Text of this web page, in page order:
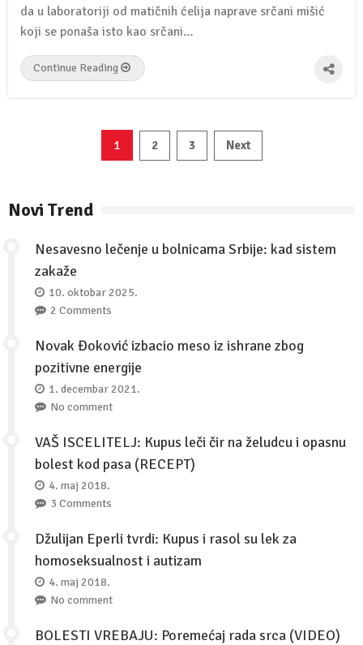
da u laboratoriji od matičnih ćelija naprave srčani mišić
koji se ponaša isto kao srčani…
Continue Reading
1 2 3 Next
Novi Trend
Nesavesno lečenje u bolnicama Srbije: kad sistem
zakaže
10. oktobar 2025.
2 Comments
Novak Đoković izbacio meso iz ishrane zbog
pozitivne energije
1. decembar 2021.
No comment
VAŠ ISCELITELJ: Kupus leči čir na želudcu i opasnu
bolest kod pasa (RECEPT)
4. maj 2018.
3 Comments
Džulijan Eperli tvrdi: Kupus i rasol su lek za
homoseksualnost i autizam
4. maj 2018.
No comment
BOLESTI VREBAJU: Poremećaj rada srca (VIDEO)